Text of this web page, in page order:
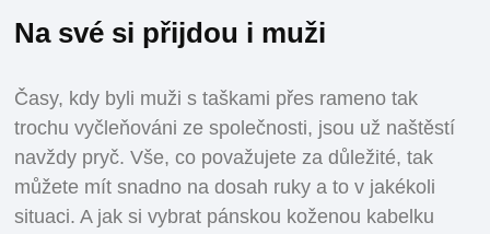
Na své si přijdou i muži
Časy, kdy byli muži s taškami přes rameno tak
trochu vyčleňováni ze společnosti, jsou už naštěstí
navždy pryč. Vše, co považujete za důležité, tak
můžete mít snadno na dosah ruky a to v jakékoli
situaci. A jak si vybrat pánskou koženou kabelku